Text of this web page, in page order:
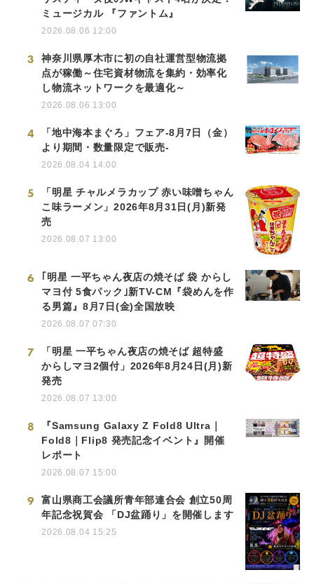
ミュージカル 『ファントム』
2026.08.06 12:00
3
神奈川県厚木市に初の自社運営型物流拠
点が稼働～住宅資材物流を集約・効率化
し物流ネットワークを最適化～
2026.08.06 13:00
4
「地中海本まぐろ」フェア-8月7日（金）
より期間・数量限定で販売-
2026.08.04 14:00
5
「明星 チャルメラカップ 赤い味噌ちゃん
こ味ラーメン」2026年8月31日(月)新発
売
2026.08.07 13:00
6
｢明星 一平ちゃん夜店の焼そば 袋 からし
マヨ付 5食パック｣新TV-CM『袋めんを作
る男篇』8月7日(金)全国放映
2026.08.07 07:30
7
「明星 一平ちゃん夜店の焼そば 超特盛
からしマヨ2個付」2026年8月24日(月)新
発売
2026.08.07 13:00
8
『Samsung Galaxy Z Fold8 Ultra｜
Fold8｜Flip8 発売記念イベント』開催
レポート
2026.08.07 15:00
9
富山県商工会議所青年部連合会 創立50周
年記念祝賀会 「DJ盆踊り」を開催します
2026.08.04 15:25